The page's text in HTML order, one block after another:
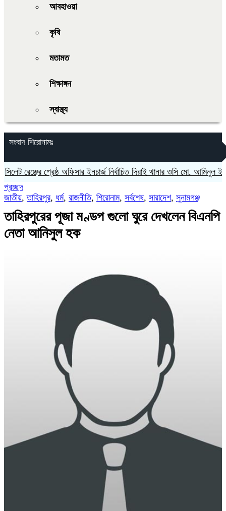
আবহাওয়া
কৃষি
মতামত
শিক্ষাঙ্গন
স্বাস্থ্য
সংবাদ শিরোনামঃ
শ্রেষ্ঠ অফিসার ইনচার্জ নির্বাচিত দিরাই থানার ওসি মো. আমিনুল ইসলাম
প্রচ্ছদ
জাতীয়,তাহিরপুর, ধর্ম, রাজনীতি, শিরোনাম, সর্বশেষ, সারাদেশ, সুনামগঞ্জ
তাহিরপুরের পূজা মণ্ডপ গুলো ঘুরে দেখলেন বিএনপি
নেতা আনিসুল হক